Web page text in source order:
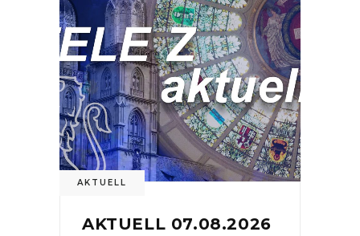
AKTUELL
AKTUELL 07.08.2026